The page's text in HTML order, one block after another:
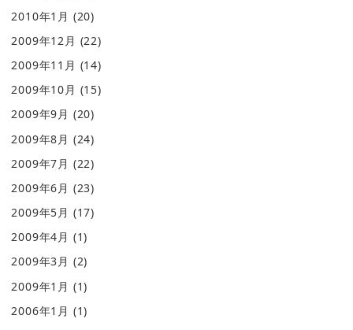
2010年1月 (20)
2009年12月 (22)
2009年11月 (14)
2009年10月 (15)
2009年9月 (20)
2009年8月 (24)
2009年7月 (22)
2009年6月 (23)
2009年5月 (17)
2009年4月 (1)
2009年3月 (2)
2009年1月 (1)
2006年1月 (1)